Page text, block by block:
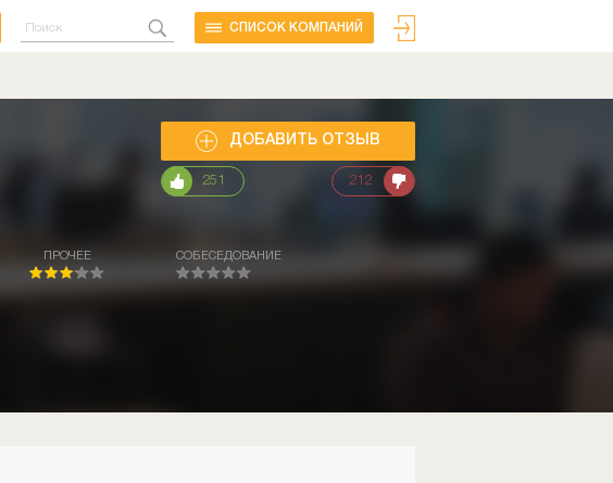
CПИСОК КОМПАНИЙ
ДОБАВИТЬ ОТЗЫВ
251 212
ПРОЧЕЕ СОБЕСЕДОВАНИЕ